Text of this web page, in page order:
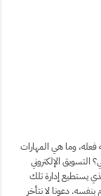
فعله، وما هي المهارات
التسويق الإلكتروني
يستطيع إدارة تلك
بنفسه. دعونا لا نتأخر